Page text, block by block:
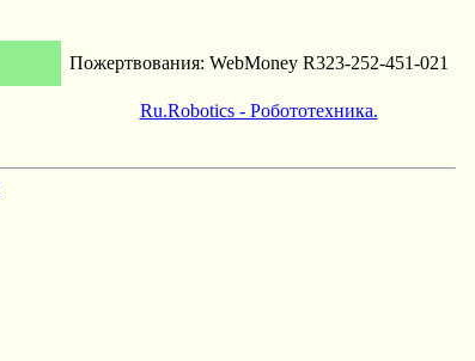
Пожертвования: WebMoney R323-252-451-021
Ru.Robotics - Робототехника.